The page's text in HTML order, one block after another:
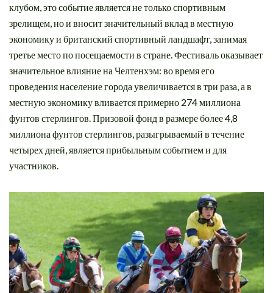
клубом, это событие является не только спортивным
зрелищем, но и вносит значительный вклад в местную
экономику и британский спортивный ландшафт, занимая
третье место по посещаемости в стране. Фестиваль оказывает
значительное влияние на Челтенхэм: во время его
проведения население города увеличивается в три раза, а в
местную экономику вливается примерно 274 миллиона
фунтов стерлингов. Призовой фонд в размере более 4,8
миллиона фунтов стерлингов, разыгрываемый в течение
четырех дней, является прибыльным событием и для
участников.